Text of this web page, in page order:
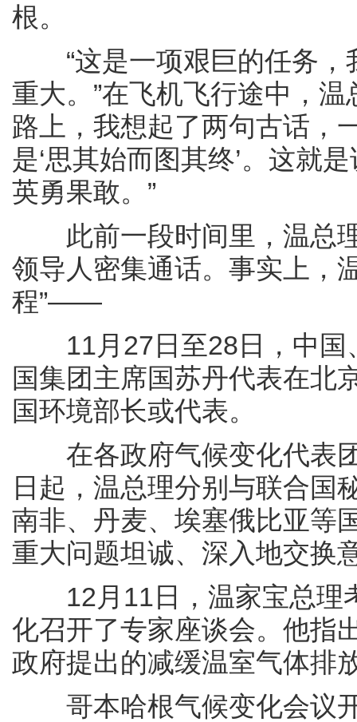
根。
“这是一项艰巨的任务，
重大。”在飞机飞行途中，
路上，我想起了两句古话，
是‘思其始而图其终’。这就
英勇果敢。”
此前一段时间里，温总理
领导人密集通话。事实上，
程”——
11月27日至28日，中国
国集团主席国苏丹代表在北
国环境部长或代表。
在各政府气候变化代表团
日起，温总理分别与联合国
南非、丹麦、埃塞俄比亚等
重大问题坦诚、深入地交换
12月11日，温家宝总理
化召开了专家座谈会。他指
政府提出的减缓温室气体排
哥本哈根气候变化会议开